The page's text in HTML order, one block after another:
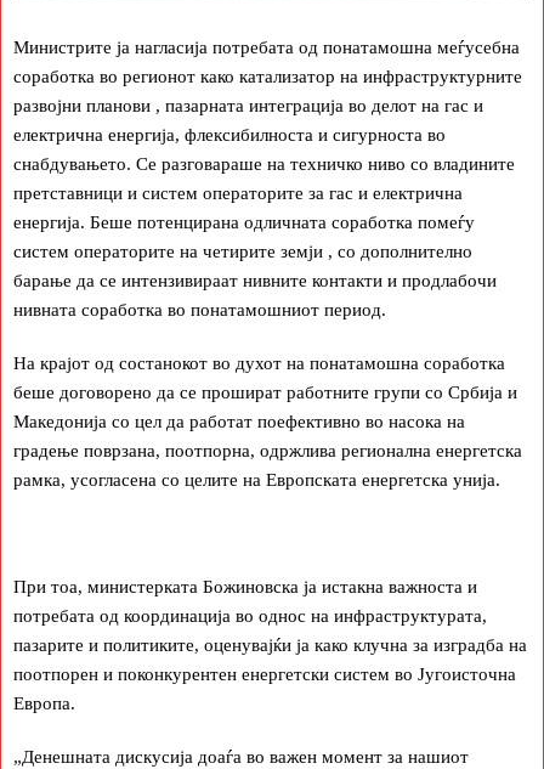
Министрите ја нагласија потребата од понатамошна меѓусебна
соработка во регионот како катализатор на инфраструктурните
развојни планови , пазарната интеграција во делот на гас и
електрична енергија, флексибилноста и сигурноста во
снабдувањето. Се разговараше на техничко ниво со владините
претставници и систем операторите за гас и електрична
енергија. Беше потенцирана одличната соработка помеѓу
систем операторите на четирите земји , со дополнително
барање да се интензивираат нивните контакти и продлабочи
нивната соработка во понатамошниот период.
На крајот од состанокот во духот на понатамошна соработка
беше договорено да се прошират работните групи со Србија и
Македонија со цел да работат поефективно во насока на
градење поврзана, поотпорна, одржлива регионална енергетска
рамка, усогласена со целите на Европската енергетска унија.
При тоа, министерката Божиновска ја истакна важноста и
потребата од координација во однос на инфраструктурата,
пазарите и политиките, оценувајќи ја како клучна за изградба на
поотпорен и поконкурентен енергетски систем во Југоисточна
Европа.
„Денешната дискусија доаѓа во важен момент за нашиот